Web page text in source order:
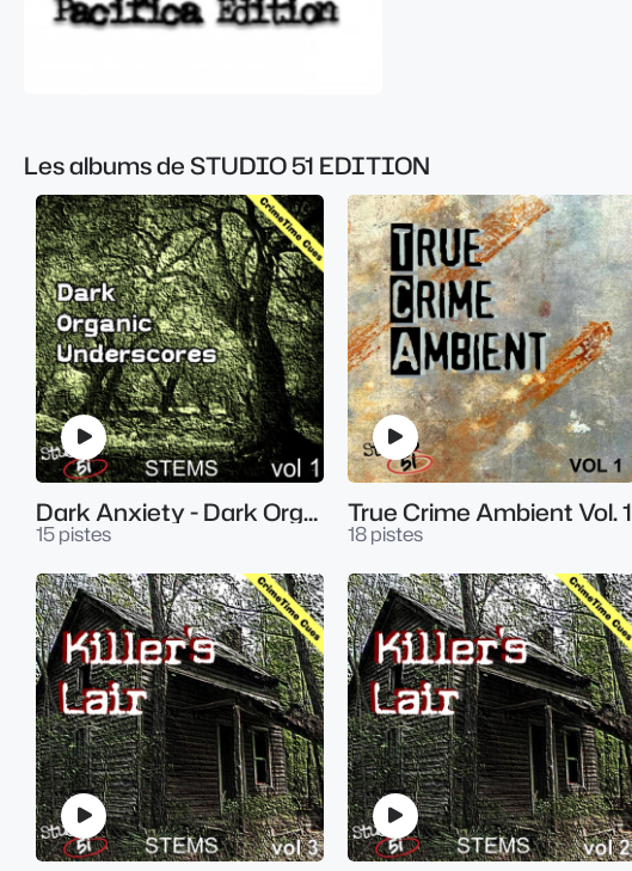
Les albums de STUDIO 51 EDITION
Dark Anxiety - Dark Organic Underscores V1
15 pistes
True Crime Ambient Vol. 1
18 pistes